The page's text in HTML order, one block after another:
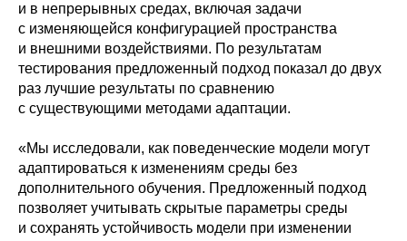
и в непрерывных средах, включая задачи
с изменяющейся конфигурацией пространства
и внешними воздействиями. По результатам
тестирования предложенный подход показал до двух
раз лучшие результаты по сравнению
с существующими методами адаптации.
«Мы исследовали, как поведенческие модели могут
адаптироваться к изменениям среды без
дополнительного обучения. Предложенный подход
позволяет учитывать скрытые параметры среды
и сохранять устойчивость модели при изменении